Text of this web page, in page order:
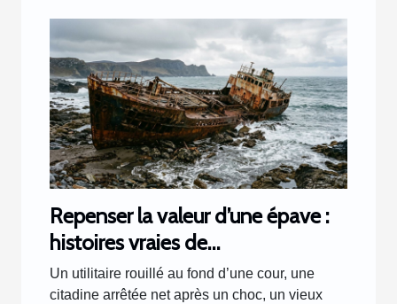
Repenser la valeur d’une épave :
histoires vraies de
transformations inattendues
Un utilitaire rouillé au fond d’une cour, une
citadine arrêtée net après un choc, un vieux